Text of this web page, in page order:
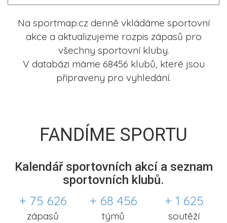
Na sportmap.cz denně vkládáme sportovní
akce a aktualizujeme rozpis zápasů pro
všechny sportovní kluby.
V databázi máme 68456 klubů, které jsou
připraveny pro vyhledání.
FANDÍME SPORTU
Kalendář sportovních akcí a seznam
sportovních klubů.
+ 75 626
zápasů
+ 68 456
týmů
+ 1 625
soutěží